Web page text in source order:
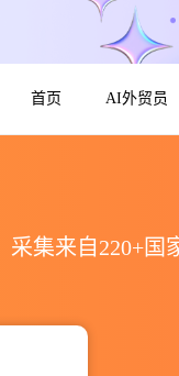
首页 AI外贸员
采集来自220+国